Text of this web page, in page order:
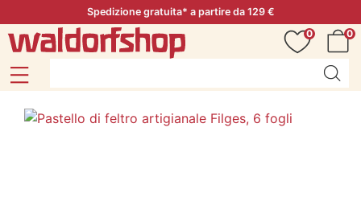
Spedizione gratuita* a partire da 129 €
0
0